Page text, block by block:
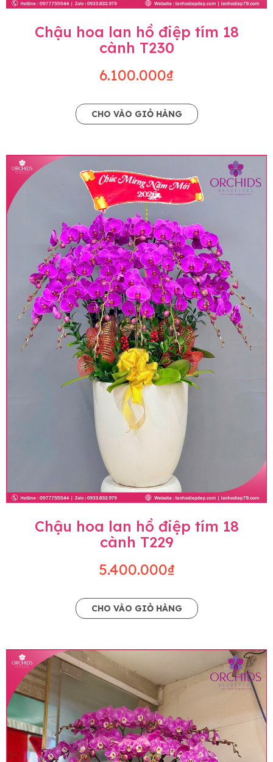
Chậu hoa lan hồ điệp tím 18
cành T230
6.100.000₫
CHO VÀO GIỎ HÀNG
Chậu hoa lan hồ điệp tím 18
cành T229
5.400.000₫
CHO VÀO GIỎ HÀNG